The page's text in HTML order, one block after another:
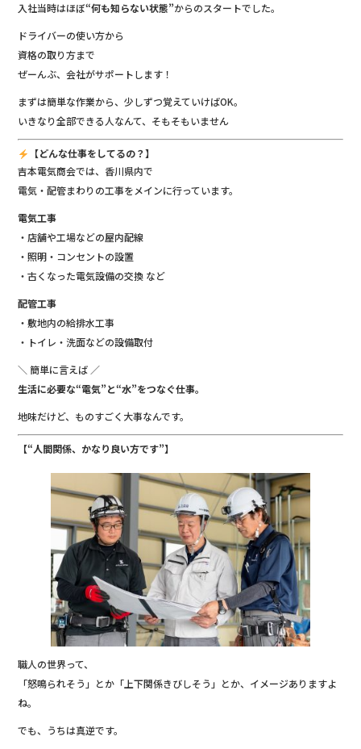
入社当時はほぼ“何も知らない状態”からのスタートでした。
ドライバーの使い方から
資格の取り方まで
ぜーんぶ、会社がサポートします！
まずは簡単な作業から、少しずつ覚えていけばOK。
いきなり全部できる人なんて、そもそもいません
【どんな仕事をしてるの？】
吉本電気商会では、香川県内で
電気・配管まわりの工事をメインに行っています。
電気工事
・店舗や工場などの屋内配線
・照明・コンセントの設置
・古くなった電気設備の交換 など
配管工事
・敷地内の給排水工事
・トイレ・洗面などの設備取付
＼ 簡単に言えば ／
生活に必要な“電気”と“水”をつなぐ仕事。
地味だけど、ものすごく大事なんです。
【“人間関係、かなり良い方です”】
職人の世界って、
「怒鳴られそう」とか「上下関係きびしそう」とか、イメージありますよ
ね。
でも、うちは真逆です。